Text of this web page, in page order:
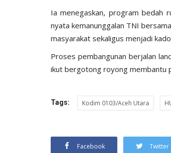
‎Ia menegaskan, program bedah
nyata kemanunggalan TNI
masyarakat sekaligus menjadi
‎Proses pembangunan berjalan
ikut bergotong royong membantu
Tags: Kodim 0103/Aceh Utara
Facebook Twitter